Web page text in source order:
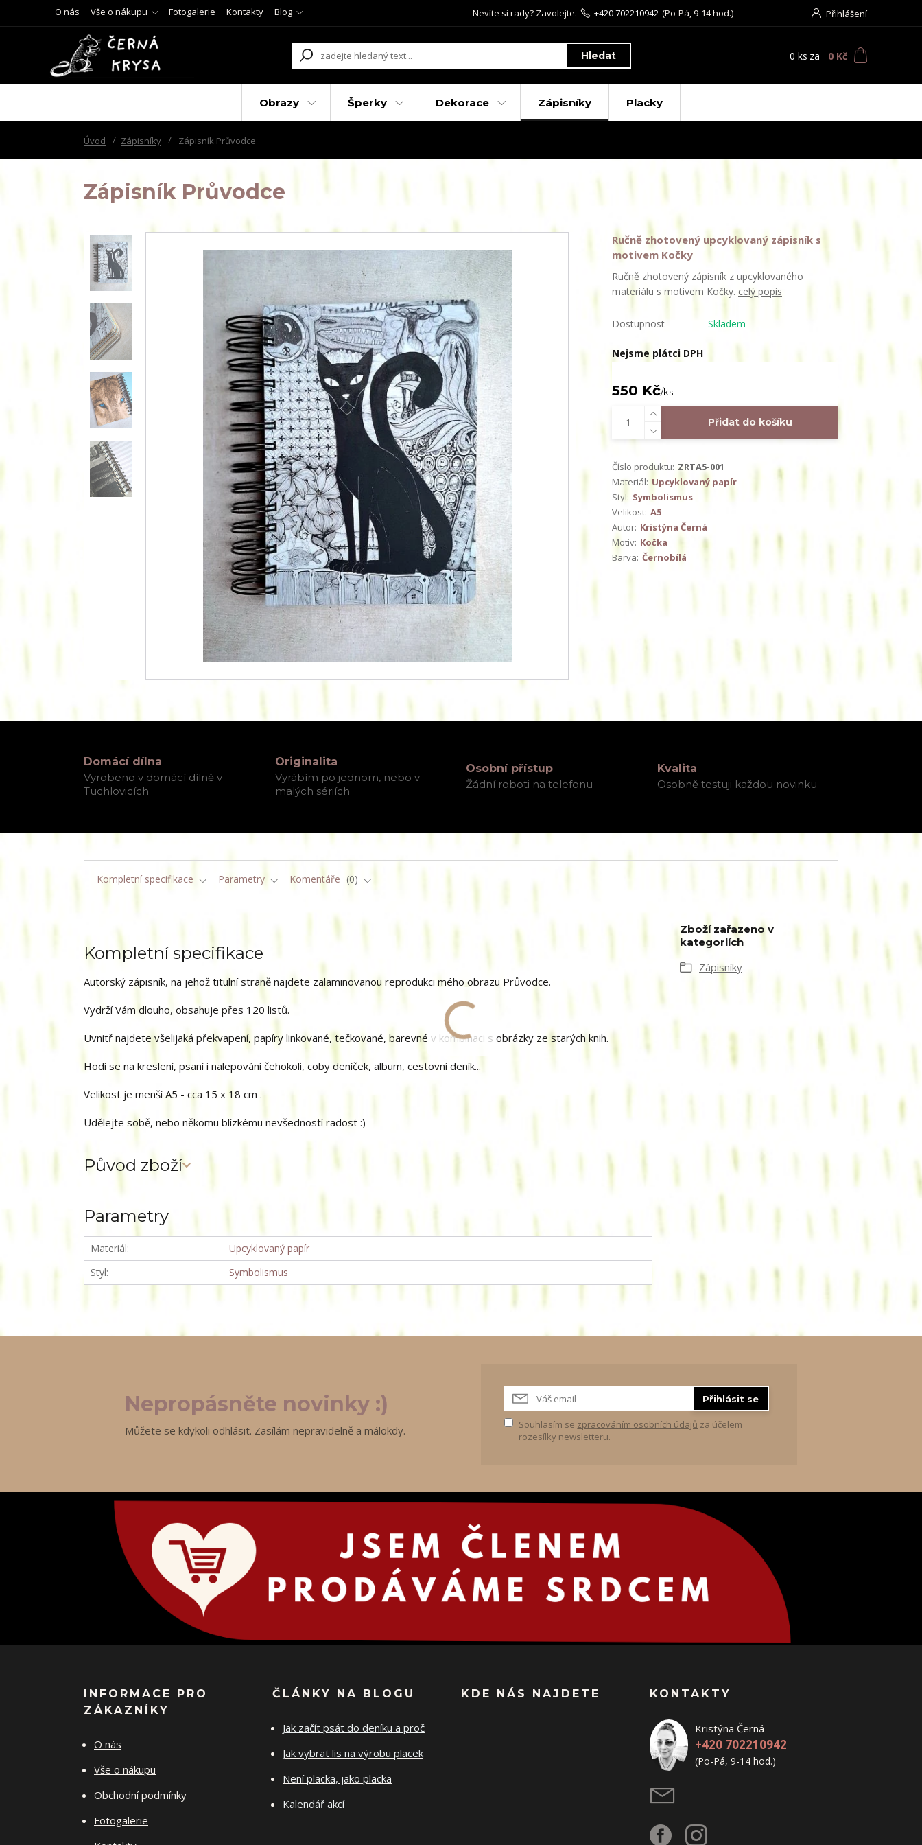
O nás Vše o nákupu Fotogalerie Kontakty Blog Přihlášení
Hledat
Nevíte si rady? Zavolejte. +420 702210942 (Po-Pá, 9-14 hod.)
0 ks za 0 Kč
Obrazy Šperky Dekorace Zápisníky Placky
Úvod Zápisníky Zápisník Průvodce
Zápisník Průvodce
Ručně zhotovený upcyklovaný zápisník s
motivem Kočky
Ručně zhotovený zápisník z upcyklovaného
materiálu s motivem Kočky. celý popis
Dostupnost Skladem
Nejsme plátci DPH
550 Kč/ks
Přidat do košíku
Číslo produktu: ZRTA5-001
Materiál: Upcyklovaný papír
Styl: Symbolismus
Velikost: A5
Autor: Kristýna Černá
Motiv: Kočka
Barva: Černobílá
Domácí dílna
Vyrobeno v domácí dílně v
Tuchlovicích
Originalita
Vyrábím po jednom, nebo v
malých sériích
Osobní přístup
Žádní roboti na telefonu
Kvalita
Osobně testuji každou novinku
Kompletní specifikace Parametry Komentáře 0
Kompletní specifikace
Autorský zápisník, na jehož titulní straně najdete zalaminovanou reprodukci mého obrazu Průvodce.
Vydrží Vám dlouho, obsahuje přes 120 listů.
Uvnitř najdete všelijaká překvapení, papíry linkované, tečkované, barevné v kombinaci s obrázky ze starých knih.
Hodí se na kreslení, psaní i nalepování čehokoli, coby deníček, album, cestovní deník...
Velikost je menší A5 - cca 15 x 18 cm .
Udělejte sobě, nebo někomu blízkému nevšedností radost :)
Původ zboží
Parametry
Materiál
Upcyklovaný papír
Styl
Symbolismus
Zboží zařazeno v
kategoriích
Zápisníky
Nepropásněte novinky :)
Můžete se kdykoli odhlásit. Zasílám nepravidelně a málokdy.
Přihlásit se
Souhlasím se zpracováním osobních údajů za účelem
rozesílky newsletteru.
INFORMACE PRO
ZÁKAZNÍKY
O nás
Vše o nákupu
Obchodní podmínky
Fotogalerie
ČLÁNKY NA BLOGU
Jak začít psát do deníku a proč
Jak vybrat lis na výrobu placek
Není placka, jako placka
Kalendář akcí
KDE NÁS NAJDETE KONTAKTY
Kristýna Černá
+420 702210942
(Po-Pá, 9-14 hod.)